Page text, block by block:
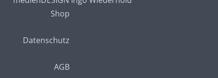
© 2017-2026 holzhandel24.com | Created by
medienDESIGN Ingo Wiederhold